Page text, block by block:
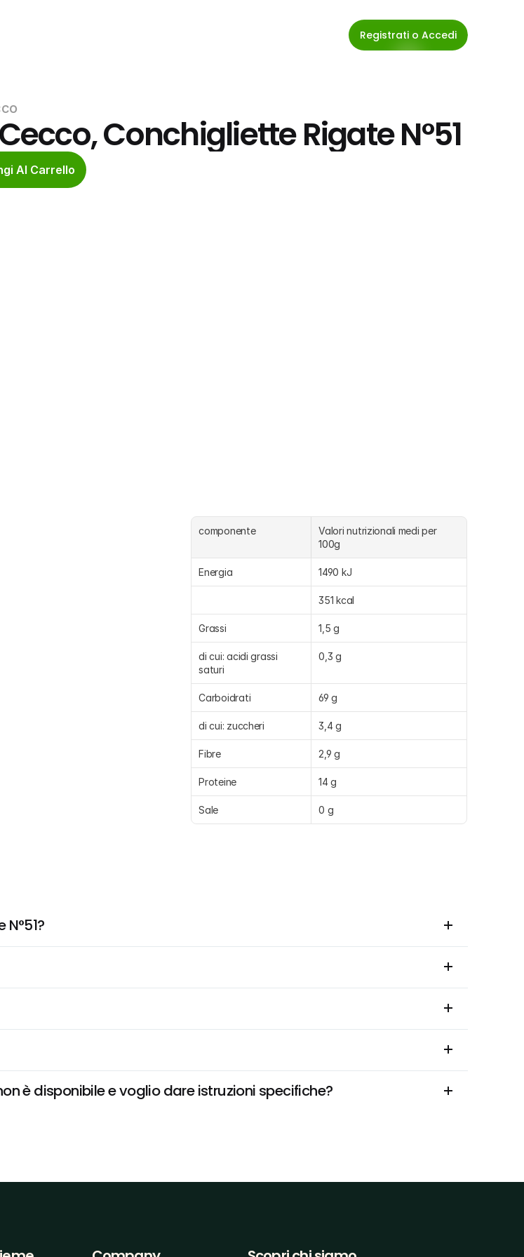
Registrati o Accedi
Conchigliette Rigate N°51
Al Carrello
componente
Valori nutrizionali medi per
100g
Energia 1490 kJ
351 kcal
Grassi 1,5 g
di cui: acidi grassi
saturi
0,3 g
Carboidrati 69 g
di cui: zuccheri 3,4 g
Fibre 2,9 g
Proteine 14 g
Sale 0 g
è disponibile e voglio dare istruzioni specifiche?